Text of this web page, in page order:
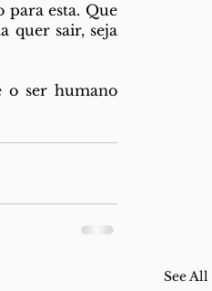
esta. Que
quer sair, seja
o ser humano
See All